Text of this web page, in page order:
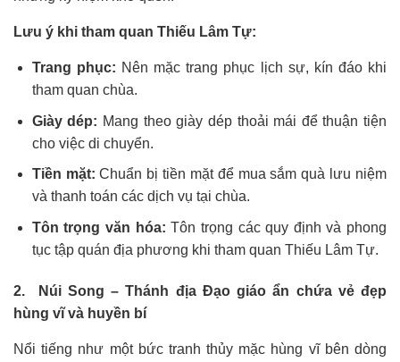
Lưu ý khi tham quan Thiếu Lâm Tự:
Trang phục: Nên mặc trang phục lịch sự, kín đáo khi
tham quan chùa.
Giày dép: Mang theo giày dép thoải mái để thuận tiện
cho việc di chuyển.
Tiền mặt: Chuẩn bị tiền mặt để mua sắm quà lưu niệm
và thanh toán các dịch vụ tại chùa.
Tôn trọng văn hóa: Tôn trọng các quy định và phong
tục tập quán địa phương khi tham quan Thiếu Lâm Tự.
2. Núi Song – Thánh địa Đạo giáo ẩn chứa vẻ đẹp
hùng vĩ và huyền bí
Nổi tiếng như một bức tranh thủy mặc hùng vĩ bên dòng